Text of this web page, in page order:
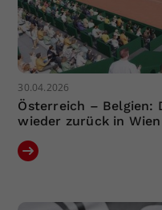
30.04.2026
Österreich – Belgien:
wieder zurück in Wien